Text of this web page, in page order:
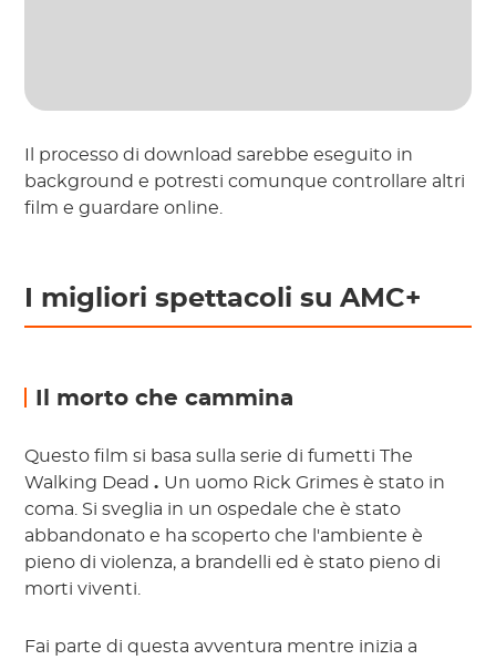
Il processo di download sarebbe eseguito in
background e potresti comunque controllare altri
film e guardare online.
I migliori spettacoli su AMC+
Il morto che cammina
Questo film si basa sulla serie di fumetti The
Walking Dead. Un uomo Rick Grimes è stato in
coma. Si sveglia in un ospedale che è stato
abbandonato e ha scoperto che l'ambiente è
pieno di violenza, a brandelli ed è stato pieno di
morti viventi.
Fai parte di questa avventura mentre inizia a